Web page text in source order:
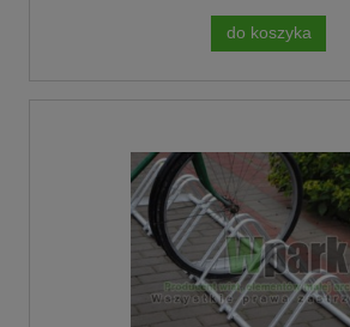
do koszyka